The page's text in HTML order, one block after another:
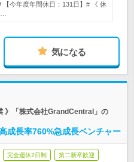
今年度年間休日：131日】# 《 休
気になる
》「株式会社GrandCentral」の
成長率760%急成長ベンチャー
完全週休2日制 第二新卒歓迎